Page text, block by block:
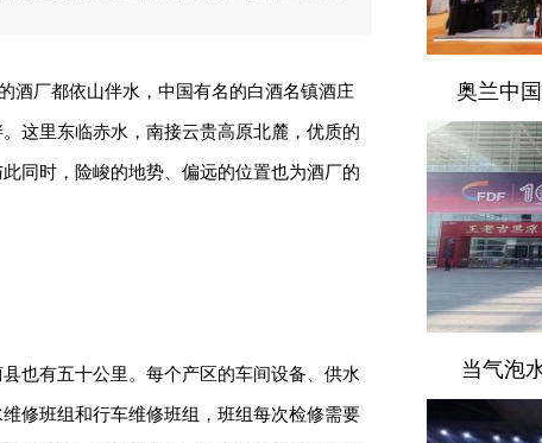
酒厂都依山伴水，中国有名的白酒名镇酒庄
这里东临赤水，南接云贵高原北麓，优质的
同时，险峻的地势、偏远的位置也为酒厂的
也有五十公里。每个产区的车间设备、供水
修班组和行车维修班组，班组每次检修需要
奥兰中
当气泡